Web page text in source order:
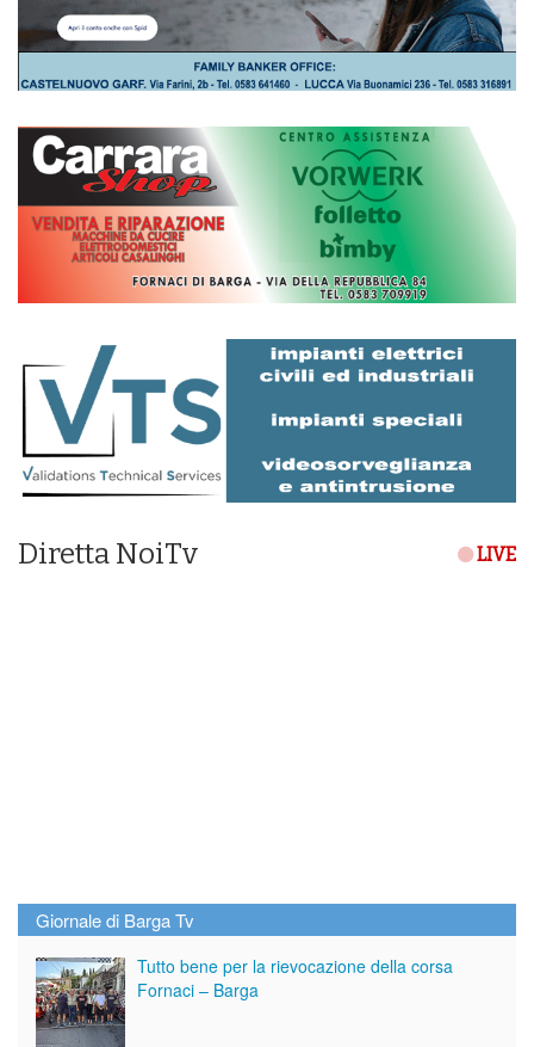
Diretta NoiTv LIVE
Giornale di Barga Tv
Tutto bene per la rievocazione della corsa
Fornaci – Barga